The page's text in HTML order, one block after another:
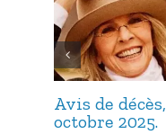
Avis de décès,
octobre 2025.